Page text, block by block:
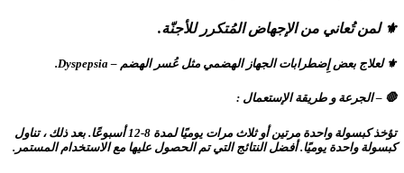
⚜ لمن تُعاني من الإجهاض المُتكرر للأجنّة.
⚜ لعلاج بعض إِضطرابات الجهاز الهضمي مثل عُسر الهضم – Dyspepsia.
🛑 – الجرعة و طريقة الإستعمال :
تؤخذ كبسولة واحدة مرتين أو ثلاث مرات يوميًا لمدة 8-12 أسبوعًا. بعد ذلك ، تناول
كبسولة واحدة يوميًا. أفضل النتائج التي تم الحصول عليها مع الاستخدام المستمر.